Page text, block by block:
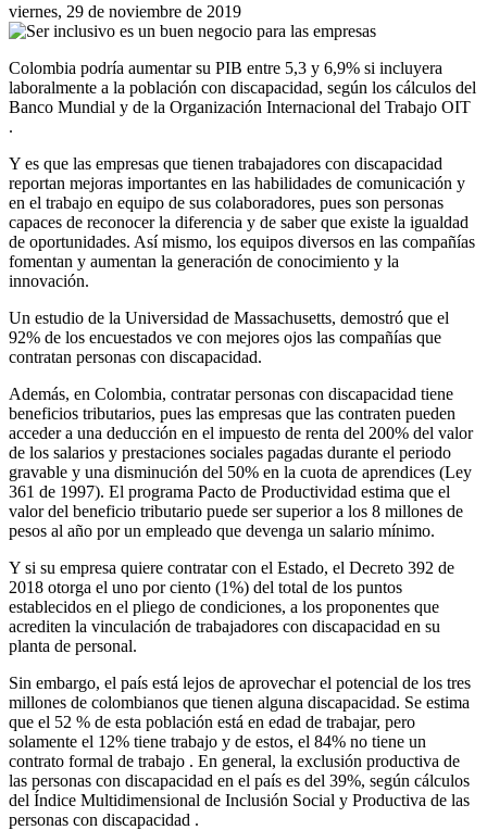
viernes, 29 de noviembre de 2019
Colombia podría aumentar su PIB entre 5,3 y 6,9% si incluyera
laboralmente a la población con discapacidad, según los cálculos del
Banco Mundial y de la Organización Internacional del Trabajo OIT
.
Y es que las empresas que tienen trabajadores con discapacidad
reportan mejoras importantes en las habilidades de comunicación y
en el trabajo en equipo de sus colaboradores, pues son personas
capaces de reconocer la diferencia y de saber que existe la igualdad
de oportunidades. Así mismo, los equipos diversos en las compañías
fomentan y aumentan la generación de conocimiento y la
innovación.
Un estudio de la Universidad de Massachusetts, demostró que el
92% de los encuestados ve con mejores ojos las compañías que
contratan personas con discapacidad.
Además, en Colombia, contratar personas con discapacidad tiene
beneficios tributarios, pues las empresas que las contraten pueden
acceder a una deducción en el impuesto de renta del 200% del valor
de los salarios y prestaciones sociales pagadas durante el periodo
gravable y una disminución del 50% en la cuota de aprendices (Ley
361 de 1997). El programa Pacto de Productividad estima que el
valor del beneficio tributario puede ser superior a los 8 millones de
pesos al año por un empleado que devenga un salario mínimo.
Y si su empresa quiere contratar con el Estado, el Decreto 392 de
2018 otorga el uno por ciento (1%) del total de los puntos
establecidos en el pliego de condiciones, a los proponentes que
acrediten la vinculación de trabajadores con discapacidad en su
planta de personal.
Sin embargo, el país está lejos de aprovechar el potencial de los tres
millones de colombianos que tienen alguna discapacidad. Se estima
que el 52 % de esta población está en edad de trabajar, pero
solamente el 12% tiene trabajo y de estos, el 84% no tiene un
contrato formal de trabajo . En general, la exclusión productiva de
las personas con discapacidad en el país es del 39%, según cálculos
del Índice Multidimensional de Inclusión Social y Productiva de las
personas con discapacidad .